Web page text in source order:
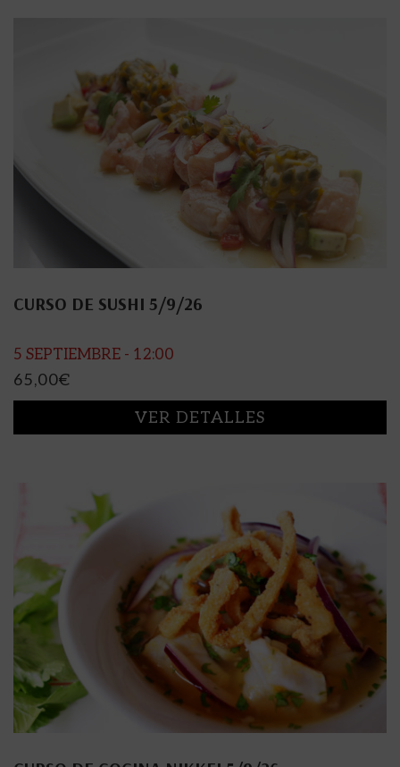
CURSO DE SUSHI 5/9/26
5 SEPTIEMBRE - 12:00
65,00€
VER DETALLES